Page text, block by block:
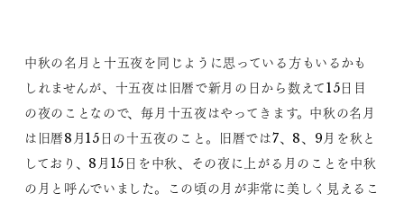
中秋の名月と十五夜を同じように思っている方もいるかも
しれませんが、十五夜は旧暦で新月の日から数えて15日目
の夜のことなので、毎月十五夜はやってきます。中秋の名月
は旧暦8月15日の十五夜のこと。旧暦では7、8、9月を秋と
しており、8月15日を中秋、その夜に上がる月のことを中秋
の月と呼んでいました。この頃の月が非常に美しく見えるこ